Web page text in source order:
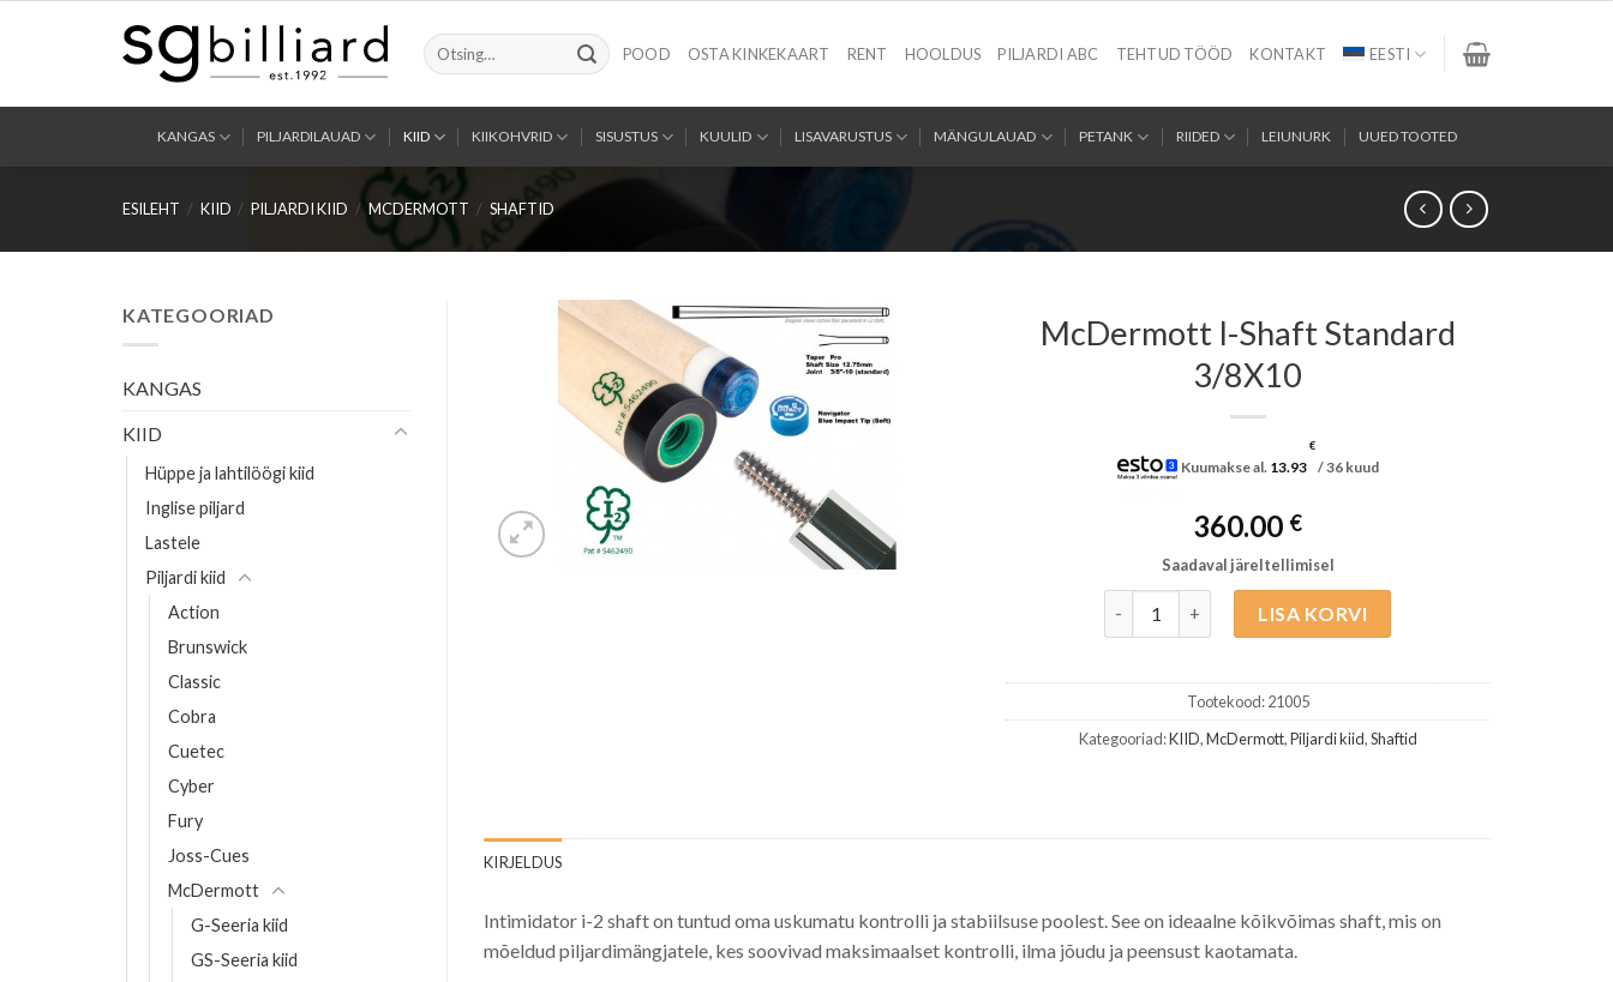
Otsi:
POOD OSTA KINKEKAART RENT HOOLDUS PILJARDI ABC TEHTUD TÖÖD KONTAKT EESTI
KANGAS PILJARDILAUAD KIID KIIKOHVRID SISUSTUS KUULID LISAVARUSTUS MÄNGULAUAD PETANK RIIDED LEIUNURK UUED TOOTED
ESILEHT / KIID / PILJARDI KIID / MCDERMOTT / SHAFTID
KATEGOORIAD
KANGAS
KIID
Hüppe ja lahtilöögi kiid
Inglise piljard
Lastele
Piljardi kiid
Action
Brunswick
Classic
Cobra
Cuetec
Cyber
Fury
Joss-Cues
McDermott
G-Seeria kiid
GS-Seeria kiid
McDermott I-Shaft Standard
3/8X10
Kuumakse al. 13.93
€
/ 36 kuud
360.00 €
Saadaval järeltellimisel
LISA KORVI
Tootekood:21005
Kategooriad:KIID,McDermott,Piljardi kiid,Shaftid
KIRJELDUS
Intimidator i-2 shaft on tuntud oma uskumatu kontrolli ja stabiilsuse poolest. See on ideaalne kõikvõimas shaft, mis on
mõeldud piljardimängjatele, kes soovivad maksimaalset kontrolli, ilma jõudu ja peensust kaotamata.